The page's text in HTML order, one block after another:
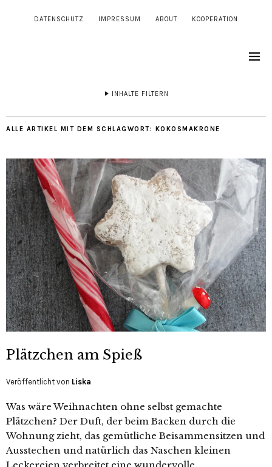
DATENSCHUTZ IMPRESSUM ABOUT KOOPERATION
INHALTE FILTERN
ALLE ARTIKEL MIT DEM SCHLAGWORT: KOKOSMAKRONE
Plätzchen am Spieß
Veröffentlicht von Liska
Was wäre Weihnachten ohne selbst gemachte
Plätzchen? Der Duft, der beim Backen durch die
Wohnung zieht, das gemütliche Beisammensitzen und
Ausstechen und natürlich das Naschen kleinen